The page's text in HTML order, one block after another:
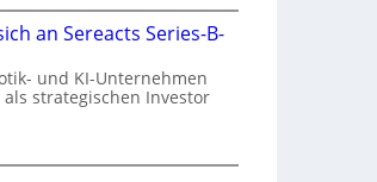
an Sereacts Series-B-
und KI-Unternehmen
strategischen Investor